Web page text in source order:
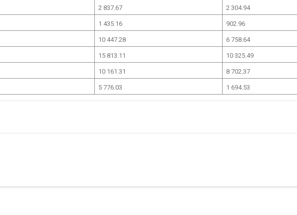
2 837.67 2 304.94
1 435.16 902.96
10 447.28 6 758.64
15 813.11 10 325.49
10 161.31 8 702.37
5 776.03 1 694.53